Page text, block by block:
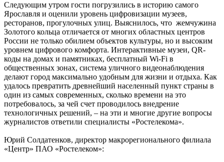
Следующим утром гости погрузились в историю самого
Ярославля и оценили уровень цифровизации музеев,
ресторанов, прогулочных улиц. Выяснилось, что жемчужина
Золотого кольца отличается от многих областных центров
России не только обилием объектов культуры, но и высоким
уровнем цифрового комфорта. Интерактивные музеи, QR-
коды на домах и памятниках, бесплатный Wi-Fi в
общественных зонах, система уличного видеонаблюдения
делают город максимально удобным для жизни и отдыха. Как
удалось превратить древнейший населенный пункт страны в
один из самых современных, сколько времени на это
потребовалось, за чей счет проводилось внедрение
технологичных решений, – на эти и многие другие вопросы
журналистов ответили специалисты «Ростелекома».
Юрий Солдатенков, директор макрорегионального филиала
«Центр» ПАО «Ростелеком»: